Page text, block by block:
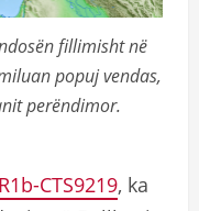
fillimisht në
popuj vendas,
perëndimor.
R1b-CTS9219, ka